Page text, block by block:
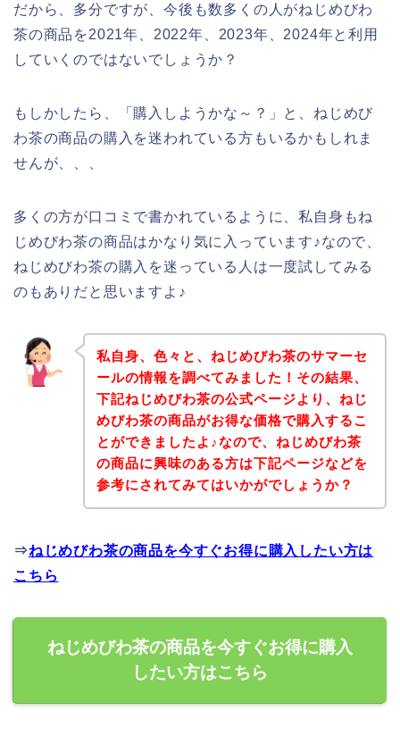
だから、多分ですが、今後も数多くの人がねじめびわ
茶の商品を2021年、2022年、2023年、2024年と利用
していくのではないでしょうか？
もしかしたら、「購入しようかな～？」と、ねじめび
わ茶の商品の購入を迷われている方もいるかもしれま
せんが、、、
多くの方が口コミで書かれているように、私自身もね
じめびわ茶の商品はかなり気に入っています♪なので、
ねじめびわ茶の購入を迷っている人は一度試してみる
のもありだと思いますよ♪
私自身、色々と、ねじめびわ茶のサマーセ
ールの情報を調べてみました！その結果、
下記ねじめびわ茶の公式ページより、ねじ
めびわ茶の商品がお得な価格で購入するこ
とができましたよ♪なので、ねじめびわ茶
の商品に興味のある方は下記ページなどを
参考にされてみてはいかがでしょうか？
⇒ねじめびわ茶の商品を今すぐお得に購入したい方は
こちら
ねじめびわ茶の商品を今すぐお得に購入
したい方はこちら